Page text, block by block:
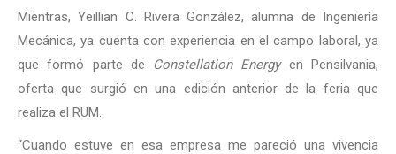
Mientras, Yeillian C. Rivera González, alumna de Ingeniería
Mecánica, ya cuenta con experiencia en el campo laboral, ya
que formó parte de
Constellation Energyen Pensilvania,
oferta que surgió en una edición anterior de la feria que
realiza el RUM.
“Cuando estuve en esa empresa me pareció una vivencia